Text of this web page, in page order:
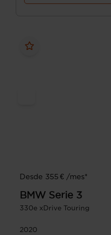
Desde 355 € /mes*
BMW Serie 3
330e xDrive Touring
2020